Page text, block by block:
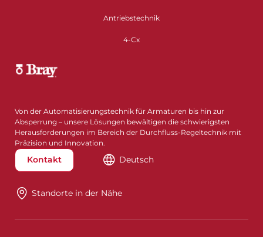
Antriebstechnik
4-Cx
Von der Automatisierungstechnik für Armaturen bis hin zur
Absperrung – unsere Lösungen bewältigen die schwierigsten
Herausforderungen im Bereich der Durchfluss-Regeltechnik mit
Präzision und Innovation.
Kontakt Deutsch
Standorte in der Nähe​​​​​​​